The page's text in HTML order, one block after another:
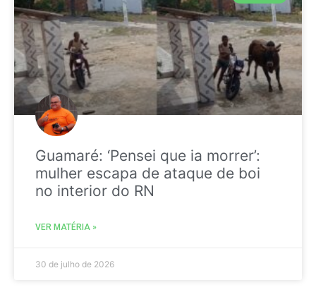
Guamaré: ‘Pensei que ia morrer’:
mulher escapa de ataque de boi
no interior do RN
VER MATÉRIA »
30 de julho de 2026